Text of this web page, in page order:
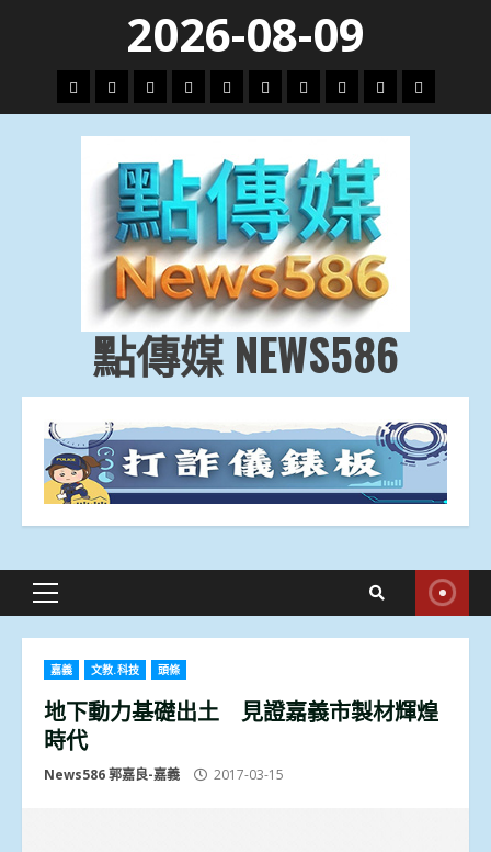
content
2026-08-09
頭
條
財
經
地
方.
會
文
教.
技
專
題
娛
樂
劇
政
治
國
際
運
動
生
活
點傳媒 NEWS586
Primary
嘉義 文教.科技 頭條
地下動力基礎出土 見證嘉義市製材輝煌
時代
News586 郭嘉良-嘉義 2017-03-15